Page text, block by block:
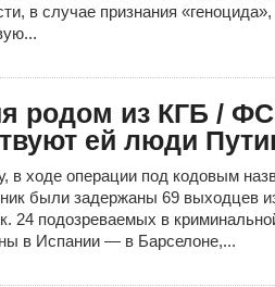
в случае признания
родом из КГБ /
ей люди
в ходе операции под кодовым
были задержаны 69 выходцев
24 подозреваемых в
в Испании — в Барселоне,...